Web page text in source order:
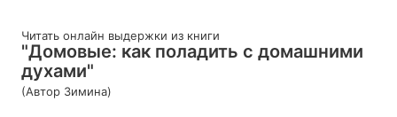
Читать онлайн выдержки из книги
"Домовые: как поладить с домашними
духами"
(Автор Зимина)